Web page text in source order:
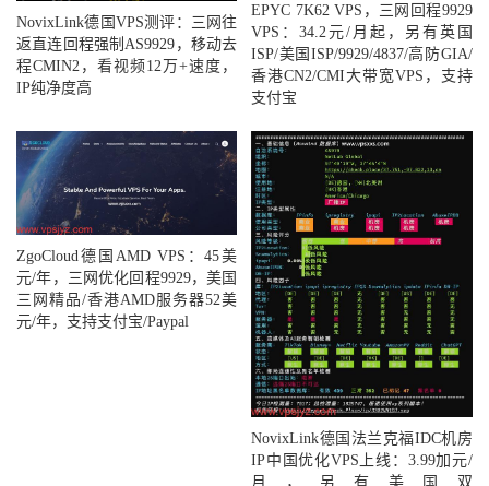
NovixLink德国VPS测评：三网往
返直连回程强制AS9929，移动去
程CMIN2，看视频12万+速度，
IP纯净度高
EPYC 7K62 VPS，三网回程9929
VPS：34.2元/月起，另有英国
ISP/美国ISP/9929/4837/高防GIA/
香港CN2/CMI大带宽VPS，支持
支付宝
ZgoCloud德国AMD VPS：45美
元/年，三网优化回程9929，美国
三网精品/香港AMD服务器52美
元/年，支持支付宝/Paypal
NovixLink德国法兰克福IDC机房
IP中国优化VPS上线：3.99加元/
月，另有美国双